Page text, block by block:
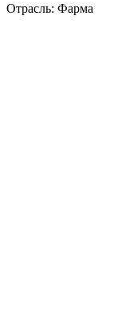
Отрасль: Фарма